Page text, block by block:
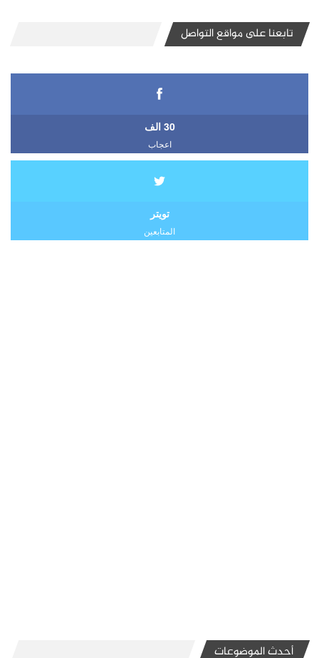
تابعنا على مواقع التواصل
30 الف
اعجاب
تويتر
المتابعين
أحدث الموضوعات